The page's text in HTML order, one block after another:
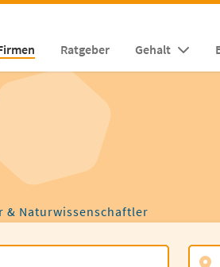
Ratgeber Gehalt
Naturwissenschaftler